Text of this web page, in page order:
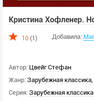
Кристина Хофленер.
10 (1) Добавила:
Автор: Цвейг Стефан
Жанр: Зарубежная классика,
Серия: Зарубежная